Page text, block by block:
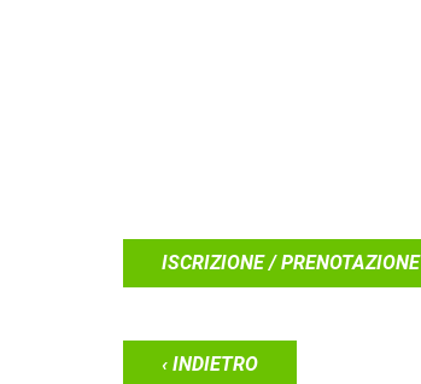
ISCRIZIONE / PRENOTAZIONE
‹ INDIETRO